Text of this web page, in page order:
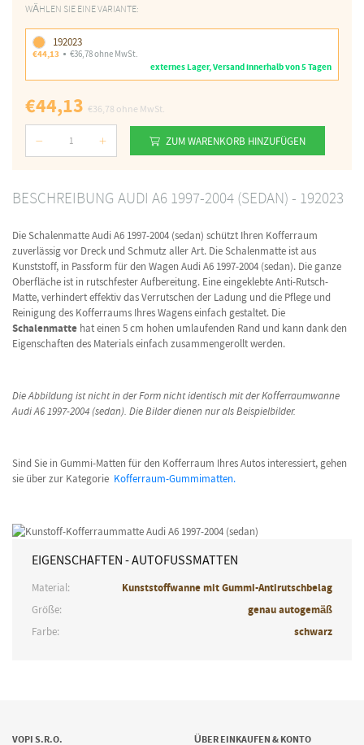
WÄHLEN SIE EINE VARIANTE:
192023
€44,13
€36,78 ohne MwSt.
externes Lager, Versand innerhalb von 5 Tagen
€44,13 €36,78 ohne MwSt.
Nummer ZUM WARENKORB HINZUFÜGEN
BESCHREIBUNG AUDI A6 1997-2004 (SEDAN) - 192023
Die Schalenmatte Audi A6 1997-2004 (sedan) schützt Ihren Kofferraum
zuverlässig vor Dreck und Schmutz aller Art. Die Schalenmatte ist aus
Kunststoff, in Passform für den Wagen Audi A6 1997-2004 (sedan). Die ganze
Oberfläche ist in rutschfester Aufbereitung. Eine eingeklebte Anti-Rutsch-
Matte, verhindert effektiv das Verrutschen der Ladung und die Pflege und
Reinigung des Kofferraums Ihres Wagens einfach gestaltet. Die
Schalenmatte hat einen 5 cm hohen umlaufenden Rand und kann dank den
Eigenschaften des Materials einfach zusammengerollt werden.
Die Abbildung ist nicht in der Form nicht identisch mit der Kofferraumwanne
Audi A6 1997-2004 (sedan). Die Bilder dienen nur als Beispielbilder.
Sind Sie in Gummi-Matten für den Kofferraum Ihres Autos interessiert, gehen
sie über zur Kategorie Kofferraum-Gummimatten.
EIGENSCHAFTEN - AUTOFUSSMATTEN
Material:
Kunststoffwanne mit Gummi-Antirutschbelag
Größe:
genau autogemäß
Farbe:
schwarz
VOPI S.R.O. ÜBER EINKAUFEN & KONTO